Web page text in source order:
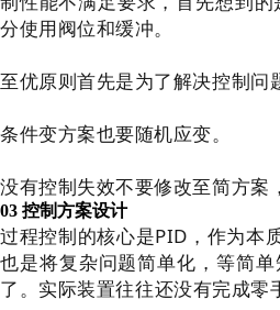
分使用阀位和缓冲。
至优原则首先是为了解决控制
条件变方案也要随机应变。
没有控制失效不要修改至简方
03 控制方案设计
过程控制的核心是PID，作为本
也是将复杂问题简单化，等简
了。 实际装置往往还没有完成零